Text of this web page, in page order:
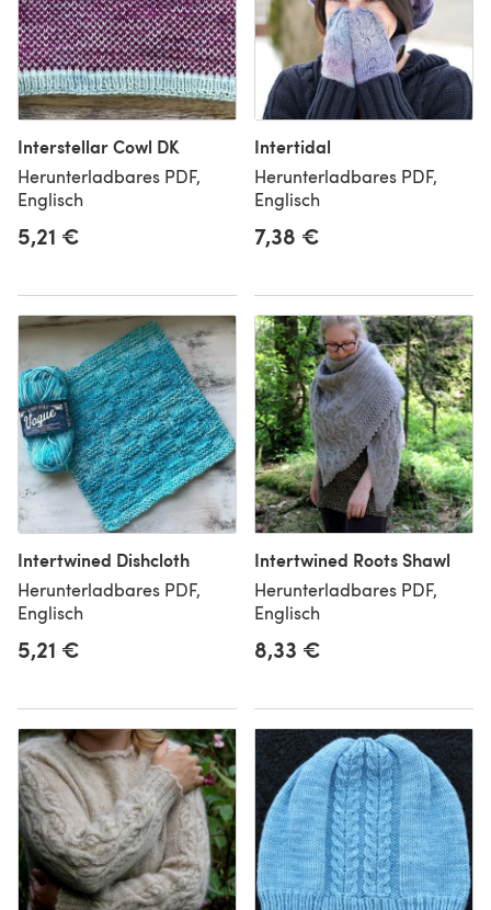
Interstellar Cowl DK
Herunterladbares PDF,
Englisch
5,21 €
Intertidal
Herunterladbares PDF,
Englisch
7,38 €
Intertwined Dishcloth
Herunterladbares PDF,
Englisch
5,21 €
Intertwined Roots Shawl
Herunterladbares PDF,
Englisch
8,33 €